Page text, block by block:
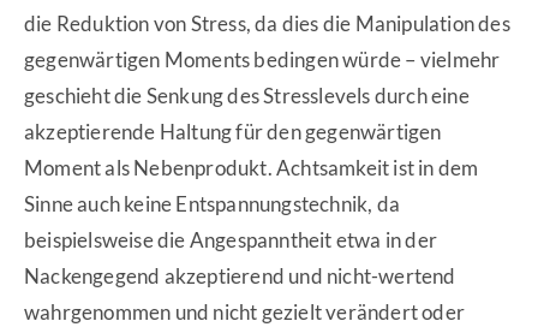
die Reduktion von Stress, da dies die Manipulation des
gegenwärtigen Moments bedingen würde – vielmehr
geschieht die Senkung des Stresslevels durch eine
akzeptierende Haltung für den gegenwärtigen
Moment als Nebenprodukt. Achtsamkeit ist in dem
Sinne auch keine Entspannungstechnik, da
beispielsweise die Angespanntheit etwa in der
Nackengegend akzeptierend und nicht-wertend
wahrgenommen und nicht gezielt verändert oder